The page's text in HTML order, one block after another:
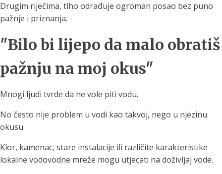
Drugim riječima, tiho odrađuje ogroman posao bez puno
pažnje i priznanja.
"Bilo bi lijepo da malo obratiš
pažnju na moj okus"
Mnogi ljudi tvrde da ne vole piti vodu.
No često nije problem u vodi kao takvoj, nego u njezinu
okusu.
Klor, kamenac, stare instalacije ili različite karakteristike
lokalne vodovodne mreže mogu utjecati na doživljaj vode.